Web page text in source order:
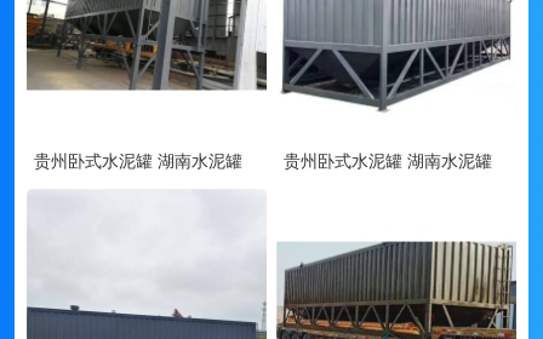
贵州卧式水泥罐 湖南水泥罐 贵州卧式水泥罐 湖南水泥罐